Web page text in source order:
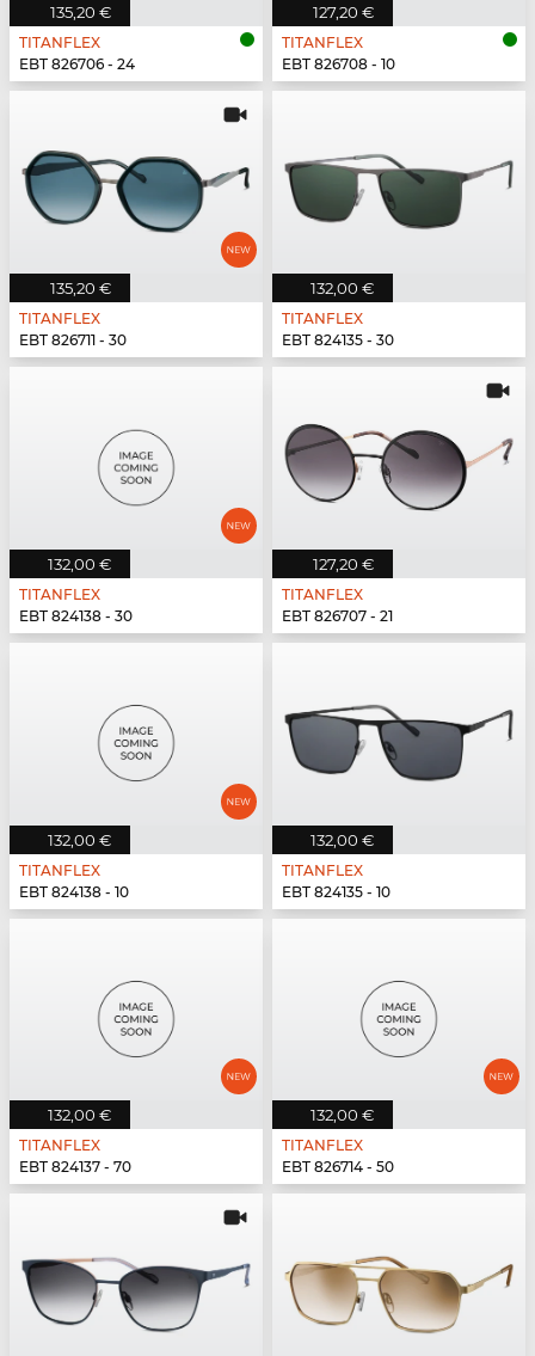
135,20 €
TITANFLEX
EBT 826706 - 24
127,20 €
TITANFLEX
EBT 826708 - 10
135,20 €
TITANFLEX
EBT 826711 - 30
132,00 €
TITANFLEX
EBT 824135 - 30
132,00 €
TITANFLEX
EBT 824138 - 30
127,20 €
TITANFLEX
EBT 826707 - 21
132,00 €
TITANFLEX
EBT 824138 - 10
132,00 €
TITANFLEX
EBT 824135 - 10
132,00 €
TITANFLEX
EBT 824137 - 70
132,00 €
TITANFLEX
EBT 826714 - 50